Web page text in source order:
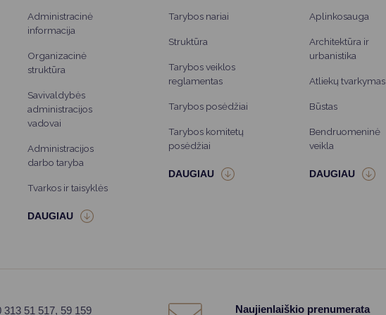
Administracinė
informacija
Organizacinė
struktūra
Savivaldybės
administracijos
vadovai
Administracijos
darbo taryba
Tvarkos ir taisyklės
Tarybos nariai
Struktūra
Tarybos veiklos
reglamentas
Tarybos posėdžiai
Tarybos komitetų
posėdžiai
Aplinkosauga
Architektūra ir
urbanistika
Atliekų tvarkymas
Būstas
Bendruomeninė
veikla
313 51 517, 59 159 Naujienlaiškio prenumerata